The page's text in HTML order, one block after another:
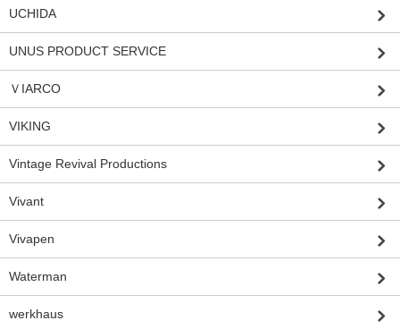
UCHIDA
UNUS PRODUCT SERVICE
ＶIARCO
VIKING
Vintage Revival Productions
Vivant
Vivapen
Waterman
werkhaus